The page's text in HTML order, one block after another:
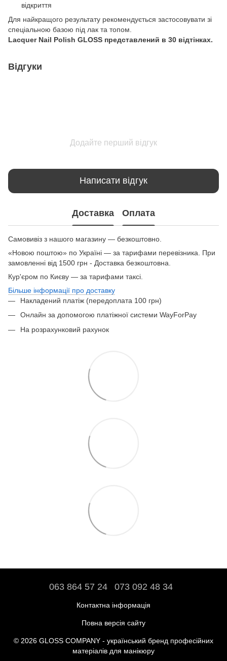
відкриття
Для найкращого результату рекомендується застосовувати зі
спеціальною базою під лак та топом.
Lacquer Nail Polish GLOSS представлений в 30 відтінках.
Відгуки
Додайте перший відгук
Написати відгук
Доставка Оплата
Самовивіз з нашого магазину — безкоштовно.
«Новою поштою» по Україні — за тарифами перевізника. При
замовленні від 1500 грн - Доставка безкоштовна.
Кур'єром по Києву — за тарифами таксі.
Більше інформації про доставку
Накладений платіж (передоплата 100 грн)
Онлайн за допомогою платіжної системи WayForPay
На розрахунковий рахунок
063 864 57 24 073 092 48 34
Контактна інформація
Повна версія сайту
© 2026 GLOSS COMPANY - український бренд професійних
матеріалів для манікюру